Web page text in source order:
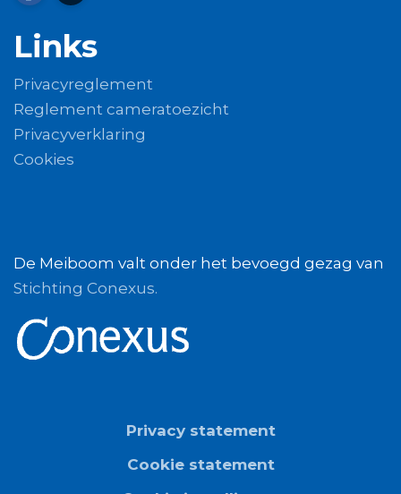
Links
Privacyreglement
Reglement cameratoezicht
Privacyverklaring
Cookies
De Meiboom valt onder het bevoegd gezag van
Stichting Conexus.
Privacy statement
Cookie statement